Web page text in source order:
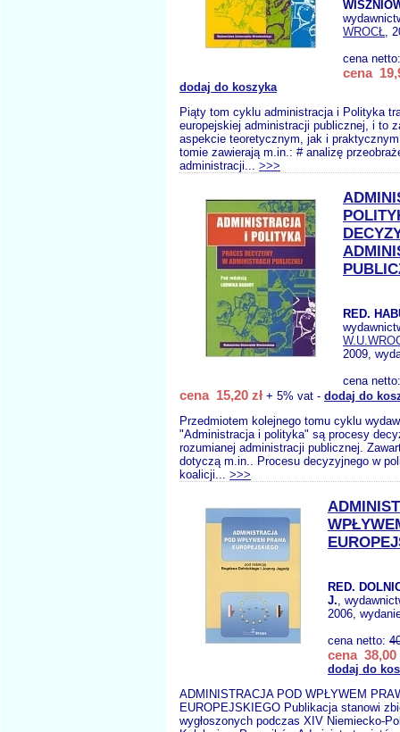
WROCŁ,
cena
cena
dodaj do koszyka
Piąty tom cyklu administracja i Polityka
europejskiej administracji publicznej, i to
aspekcie teoretycznym, jak i
tomie zawierają m.in.: # analizę
administracji... >>>
RED.
2009,
cena
cena 15,20 zł + 5% vat - dodaj do
Przedmiotem kolejnego tomu cyklu
"Administracja i polityka" są procesy
rozumianej administracji publicznej.
dotyczą m.in.. Procesu decyzyjnego w
koalicji... >>>
RED.
J.,
2006,
cena netto:
cena 38,00
dodaj do
ADMINISTRACJA POD WPŁYWEM
EUROPEJSKIEGO Publikacja stanowi
wygłoszonych podczas XIV Niemiecko-